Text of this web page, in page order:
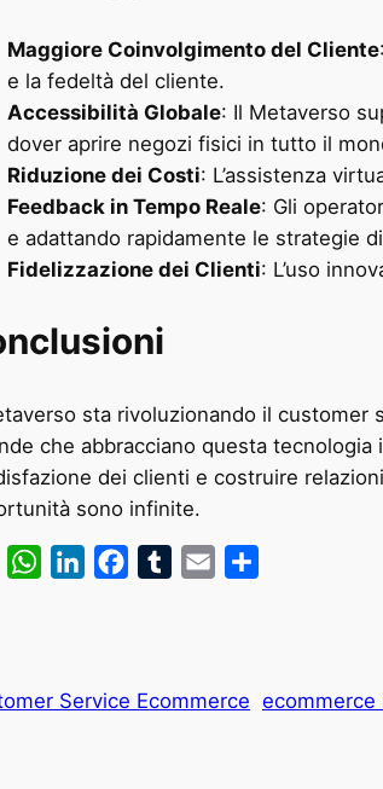
Maggiore Coinvolgimento del Cliente
e la fedeltà del cliente.
Accessibilità Globale: Il Metaverso
dover aprire negozi fisici in tutto il
Riduzione dei Costi: L’assistenza
Feedback in Tempo Reale: Gli
e adattando rapidamente le strategie
Fidelizzazione dei Clienti: L’uso
sta rivoluzionando il customer
che abbracciano questa
dei clienti e costruire
sono infinite.
WhatsAppLinkedInFacebookTumblrEmail
Service Ecommerce ecommerce